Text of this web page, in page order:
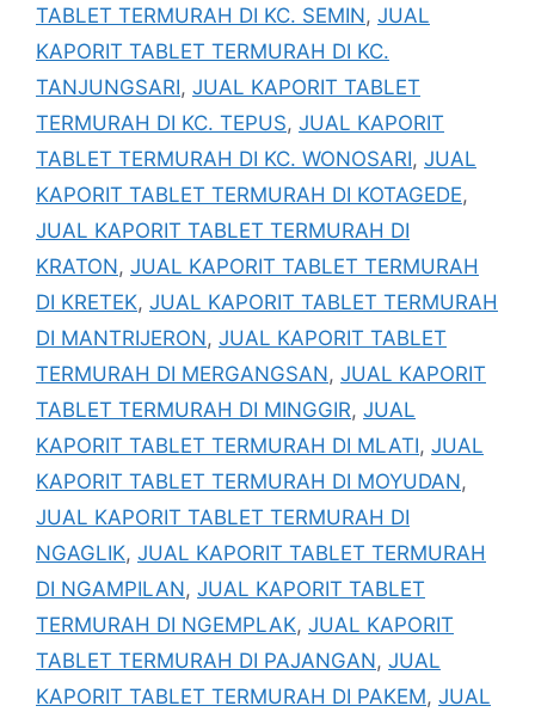
TABLET TERMURAH DI KC. SEMIN, JUAL
KAPORIT TABLET TERMURAH DI KC.
TANJUNGSARI, JUAL KAPORIT TABLET
TERMURAH DI KC. TEPUS, JUAL KAPORIT
TABLET TERMURAH DI KC. WONOSARI, JUAL
KAPORIT TABLET TERMURAH DI KOTAGEDE,
JUAL KAPORIT TABLET TERMURAH DI
KRATON, JUAL KAPORIT TABLET TERMURAH
DI KRETEK, JUAL KAPORIT TABLET TERMURAH
DI MANTRIJERON, JUAL KAPORIT TABLET
TERMURAH DI MERGANGSAN, JUAL KAPORIT
TABLET TERMURAH DI MINGGIR, JUAL
KAPORIT TABLET TERMURAH DI MLATI, JUAL
KAPORIT TABLET TERMURAH DI MOYUDAN,
JUAL KAPORIT TABLET TERMURAH DI
NGAGLIK, JUAL KAPORIT TABLET TERMURAH
DI NGAMPILAN, JUAL KAPORIT TABLET
TERMURAH DI NGEMPLAK, JUAL KAPORIT
TABLET TERMURAH DI PAJANGAN, JUAL
KAPORIT TABLET TERMURAH DI PAKEM, JUAL